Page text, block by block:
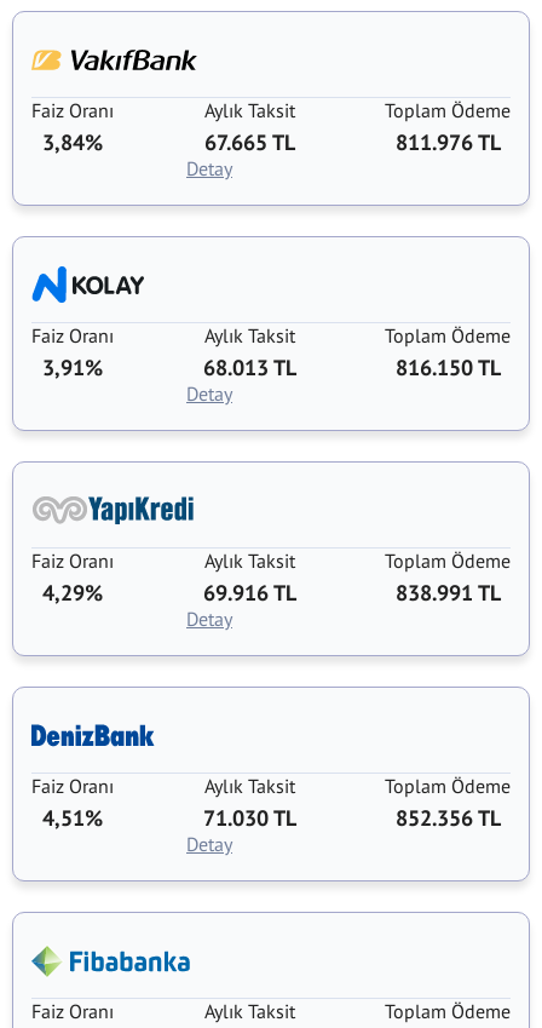
Faiz Oranı
3,84%
Aylık Taksit
67.665 TL
Toplam Ödeme
811.976 TL
Detay
Faiz Oranı
3,91%
Aylık Taksit
68.013 TL
Toplam Ödeme
816.150 TL
Detay
Faiz Oranı
4,29%
Aylık Taksit
69.916 TL
Toplam Ödeme
838.991 TL
Detay
Faiz Oranı
4,51%
Aylık Taksit
71.030 TL
Toplam Ödeme
852.356 TL
Detay
Faiz Oranı Aylık Taksit Toplam Ödeme